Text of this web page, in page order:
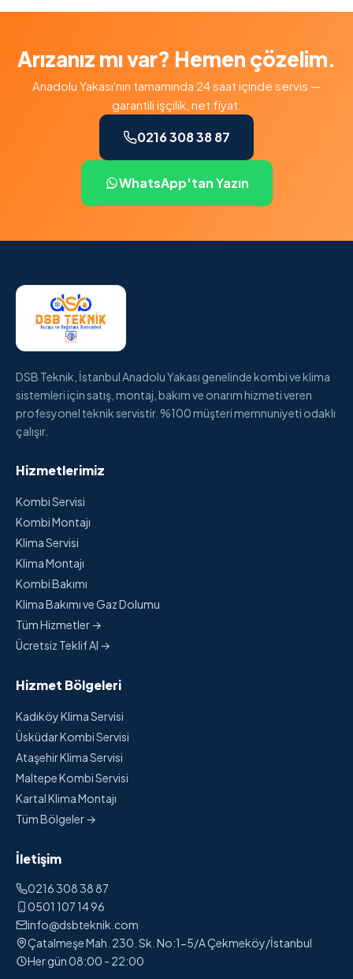
Arızanız mı var? Hemen çözelim.
Anadolu Yakası'nın tamamında 24 saat içinde servis —
garantili işçilik, net fiyat.
0216 308 38 87
WhatsApp'tan Yazın
DSB Teknik, İstanbul Anadolu Yakası genelinde kombi ve klima
sistemleri için satış, montaj, bakım ve onarım hizmeti veren
profesyonel teknik servistir. %100 müşteri memnuniyeti odaklı
çalışır.
Hizmetlerimiz
Kombi Servisi
Kombi Montajı
Klima Servisi
Klima Montajı
Kombi Bakımı
Klima Bakımı ve Gaz Dolumu
Tüm Hizmetler →
Ücretsiz Teklif Al →
Hizmet Bölgeleri
Kadıköy Klima Servisi
Üsküdar Kombi Servisi
Ataşehir Klima Servisi
Maltepe Kombi Servisi
Kartal Klima Montajı
Tüm Bölgeler →
İletişim
0216 308 38 87
0501 107 14 96
info@dsbteknik.com
Çatalmeşe Mah. 230. Sk. No:1-5/A Çekmeköy/İstanbul
Her gün 08:00 - 22:00